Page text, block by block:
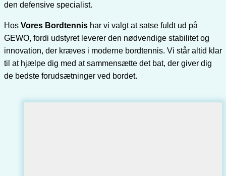
den defensive specialist.
Hos Vores Bordtennis har vi valgt at satse fuldt ud på
GEWO, fordi udstyret leverer den nødvendige stabilitet og
innovation, der kræves i moderne bordtennis. Vi står altid klar
til at hjælpe dig med at sammensætte det bat, der giver dig
de bedste forudsætninger ved bordet.